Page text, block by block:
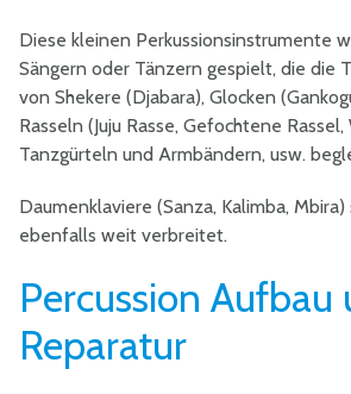
Diese kleinen Perkussionsinstrumente
Sängern oder Tänzern gespielt, die die
von Shekere (Djabara), Glocken
Rasseln (Juju Rasse, Gefochtene Rassel,
Tanzgürteln und Armbändern, usw.
Daumenklaviere (Sanza, Kalimba,
ebenfalls weit verbreitet.
Percussion Aufbau
Reparatur